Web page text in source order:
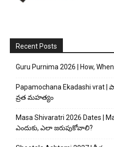
Recent Posts
Guru Purnima 2026 | How,
Papamochana Ekadashi
వ్రత మహత్యం
Masa Shivaratri 2026 Dates |
ఎందుకు, ఎలా జరుపుకోవాలి?